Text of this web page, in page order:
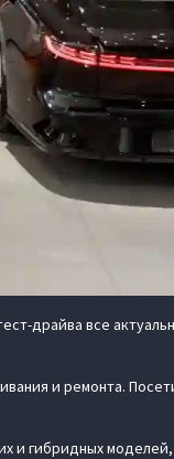
драйва все
и ремонта.
и гибридных